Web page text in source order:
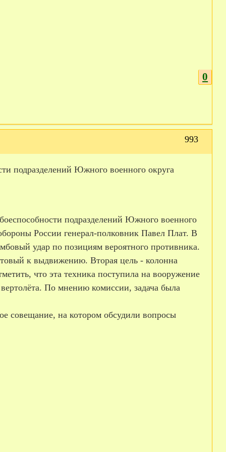
0
993
подразделений Южного военного округа
подразделений Южного военного
России генерал-полковник Павел Плат. В
удар по позициям вероятного противника.
к выдвижению. Вторая цель - колонна
что эта техника поступила на вооружение
По мнению комиссии, задача была
совещание, на котором обсудили вопросы